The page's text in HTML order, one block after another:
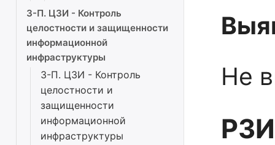
3-П. ЦЗИ - Контроль
целостности и защищенности
информационной
инфраструктуры
3-П. ЦЗИ - Контроль
целостности и
защищенности
информационной
инфраструктуры
Не